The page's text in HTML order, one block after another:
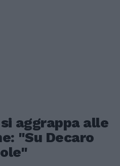
aggrappa alle
"Su Decaro